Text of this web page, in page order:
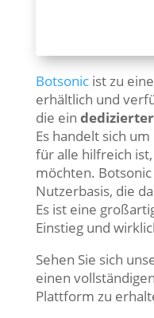
Botsonic ist zu
erhältlich und
die ein
Es handelt sich
für alle hilfreich
möchten.
Nutzerbasis, die
Es ist eine
Einstieg und
Sehen Sie sich
einen
Plattform zu